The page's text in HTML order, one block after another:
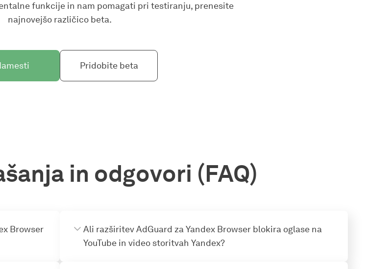
funkcije in nam pomagati pri testiranju, prenesite
najnovejšo različico beta.
Pridobite beta
in odgovori (FAQ)
Browser
Ali razširitev AdGuard za Yandex Browser blokira oglase na
YouTube in video storitvah Yandex?